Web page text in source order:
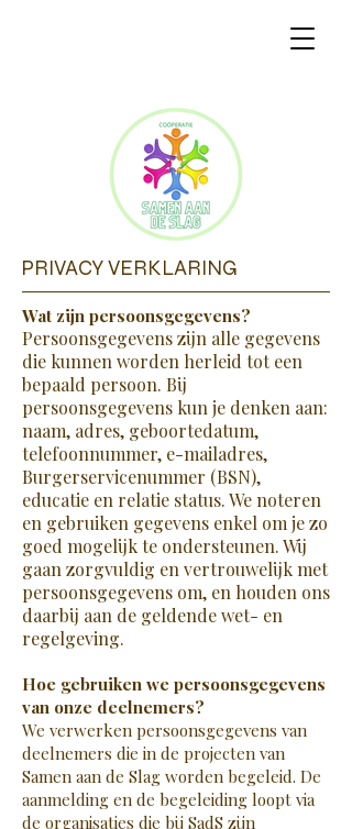
PRIVACY VERKLARING
Wat zijn persoonsgegevens?
Persoonsgegevens zijn alle gegevens
die kunnen worden herleid tot een
bepaald persoon. Bij
persoonsgegevens kun je denken aan:
naam, adres, geboortedatum,
telefoonnummer, e-mailadres,
Burgerservicenummer (BSN),
educatie en relatie status. We noteren
en gebruiken gegevens enkel om je zo
goed mogelijk te ondersteunen. Wij
gaan zorgvuldig en vertrouwelijk met
persoonsgegevens om, en houden ons
daarbij aan de geldende wet- en
regelgeving.
Hoe gebruiken we persoonsgegevens
van onze deelnemers?
We verwerken persoonsgegevens van
deelnemers die in de projecten van
Samen aan de Slag worden begeleid. De
aanmelding en de begeleiding loopt via
de organisaties die bij SadS zijn